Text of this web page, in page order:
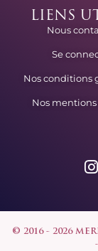
LIENS
Nous
Se
Nos conditions
Nos
© 2016 - 2026